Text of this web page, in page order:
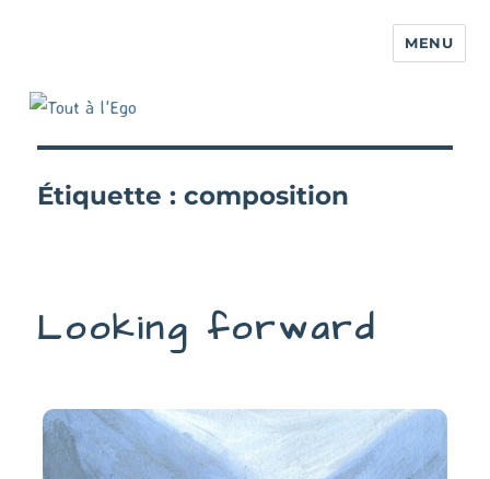
MENU
Étiquette :composition
Looking forward